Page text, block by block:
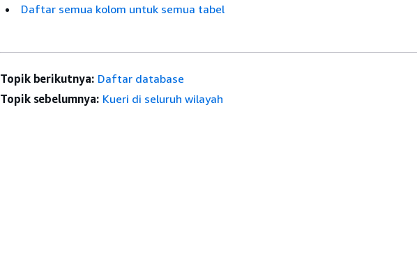
Daftar semua kolom untuk semua tabel
Topik berikutnya: Daftar database
Topik sebelumnya: Kueri di seluruh wilayah